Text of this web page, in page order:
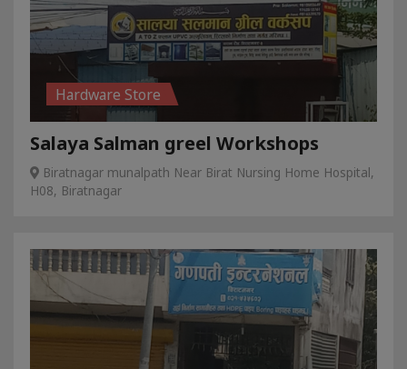
Hardware Store
Salaya Salman greel Workshops
Biratnagar munalpath Near Birat Nursing Home Hospital,
H08, Biratnagar